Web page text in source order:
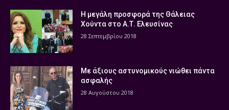
Η μεγάλη προσφορά της Θάλειας
Χούντα στο Α.Τ. Ελευσίνας
28 Σεπτεμβρίου 2018
Με άξιους αστυνομικούς νιώθει πάντα
ασφαλής
28 Αυγούστου 2018